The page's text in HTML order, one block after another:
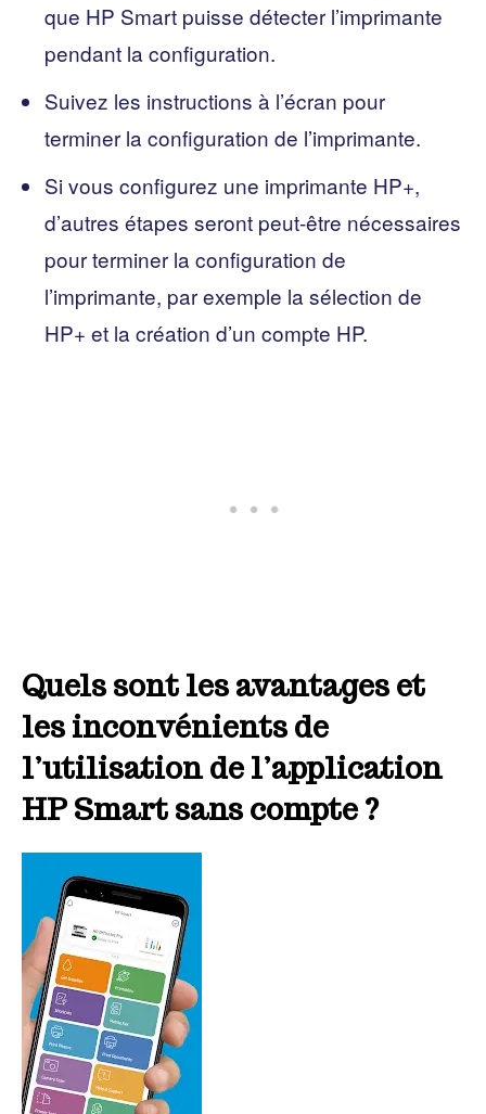
que HP Smart puisse détecter l’imprimante
pendant la configuration.
Suivez les instructions à l’écran pour
terminer la configuration de l’imprimante.
Si vous configurez une imprimante HP+,
d’autres étapes seront peut-être nécessaires
pour terminer la configuration de
l’imprimante, par exemple la sélection de
HP+ et la création d’un compte HP.
Quels sont les avantages et
les inconvénients de
l’utilisation de l’application
HP Smart sans compte ?